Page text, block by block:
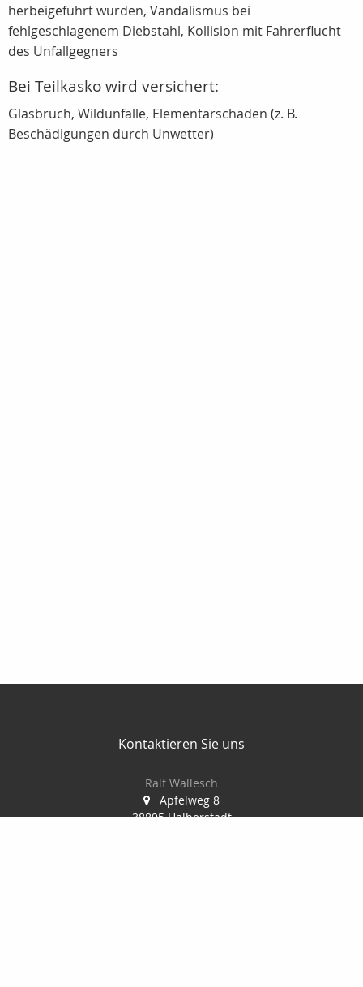
herbeigeführt wurden, Vandalismus bei
fehlgeschlagenem Diebstahl, Kollision mit Fahrerflucht
des Unfallgegners
Bei Teilkasko wird versichert:
Glasbruch, Wildunfälle, Elementarschäden (z. B.
Beschädigungen durch Unwetter)
Kontaktieren Sie uns
Ralf Wallesch
Apfelweg 8
38895 Halberstadt